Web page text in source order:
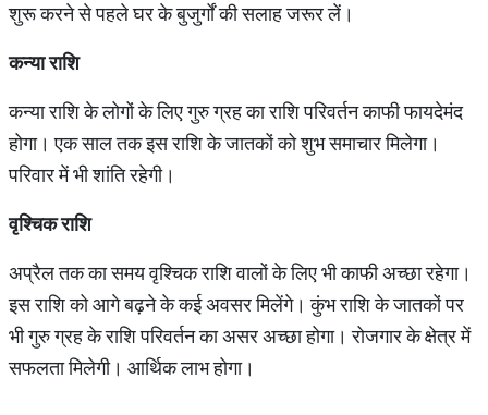
शुरू करने से पहले घर के बुजुर्गों की सलाह जरूर लें।
कन्याराशि
कन्या राशि के लोगों के लिए गुरु ग्रह का राशि परिवर्तन काफी फायदेमंद
होगा। एक साल तक इस राशि के जातकों को शुभ समाचार मिलेगा।
परिवार में भी शांति रहेगी।
वृश्चिकराशि
अप्रैल तक का समय वृश्चिक राशि वालों के लिए भी काफी अच्छा रहेगा।
इस राशि को आगे बढ़ने के कई अवसर मिलेंगे। कुंभ राशि के जातकों पर
भी गुरु ग्रह के राशि परिवर्तन का असर अच्छा होगा। रोजगार के क्षेत्र में
सफलता मिलेगी। आर्थिक लाभ होगा।